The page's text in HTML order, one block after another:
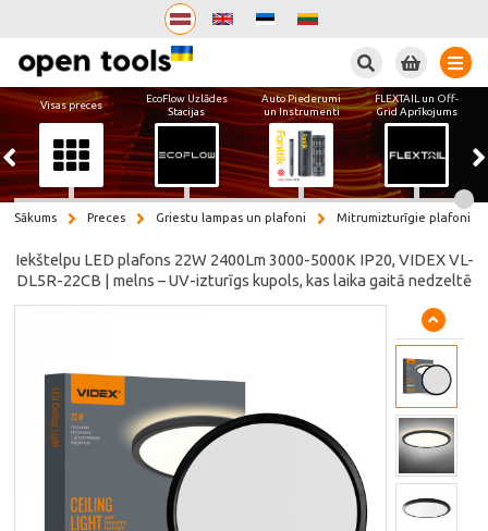
Visas preces
EcoFlow Uzlādes
Stacijas
Auto Piederumi
un Instrumenti
FLEXTAIL un Off-
Grid Aprīkojums
Sākums Preces Griestu lampas un plafoni Mitrumizturīgie plafoni
Iekštelpu LED plafons 22W 2400Lm 3000-5000K IP20, VIDEX VL-
DL5R-22CB | melns – UV-izturīgs kupols, kas laika gaitā nedzeltē